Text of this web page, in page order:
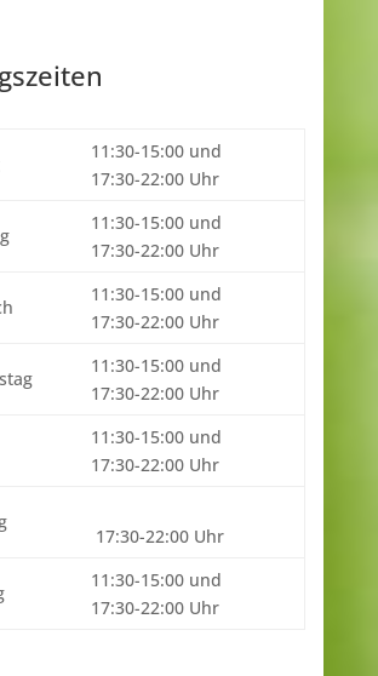
11:30-15:00 und
17:30-22:00 Uhr
11:30-15:00 und
17:30-22:00 Uhr
11:30-15:00 und
17:30-22:00 Uhr
11:30-15:00 und
17:30-22:00 Uhr
11:30-15:00 und
17:30-22:00 Uhr
17:30-22:00 Uhr
11:30-15:00 und
17:30-22:00 Uhr